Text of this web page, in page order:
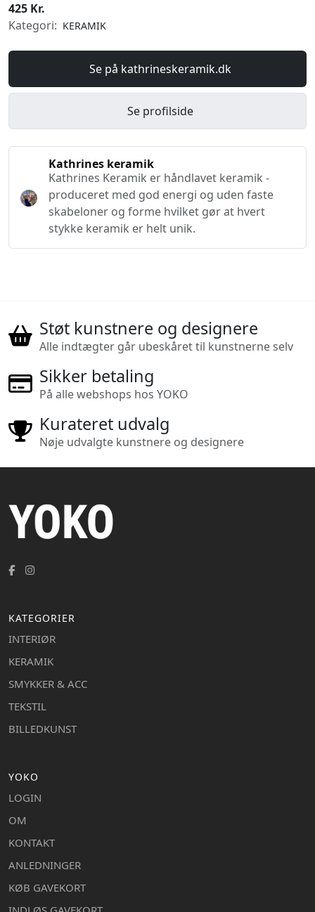
425 Kr.
Kategori: KERAMIK
Se på kathrineskeramik.dk
Se profilside
Kathrines keramik
Kathrines Keramik er håndlavet keramik -
produceret med god energi og uden faste
skabeloner og forme hvilket gør at hvert
stykke keramik er helt unik.
Støt kunstnere og designere
Alle indtægter går ubeskåret til kunstnerne selv
Sikker betaling
På alle webshops hos YOKO
Kurateret udvalg
Nøje udvalgte kunstnere og designere
KATEGORIER
INTERIØR
KERAMIK
SMYKKER & ACC
TEKSTIL
BILLEDKUNST
YOKO
LOGIN
OM
KONTAKT
ANLEDNINGER
KØB GAVEKORT